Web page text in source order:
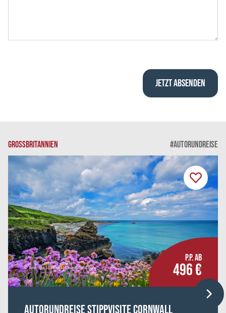
GROSSBRITANNIEN #AUTORUNDREISE
© pawopa3336 - stock.adobe.com
P.P. AB
496 €
Autorundreise Stippvisite Cornwall